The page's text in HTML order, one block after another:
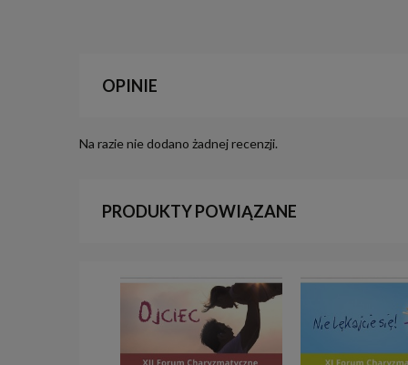
OPINIE
Na razie nie dodano żadnej recenzji.
PRODUKTY POWIĄZANE